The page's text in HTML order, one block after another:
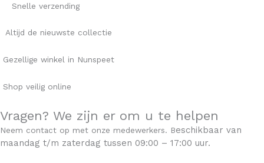
Snelle verzending
Altijd de nieuwste collectie
Gezellige winkel in Nunspeet
Shop veilig online
Vragen? We zijn er om u te helpen
Neem contact op met onze medewerkers. Beschikbaar van
maandag t/m zaterdag tussen 09:00 – 17:00 uur.